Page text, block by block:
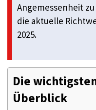
Angemessenheit
die aktuelle
2025.
Die
Überblick